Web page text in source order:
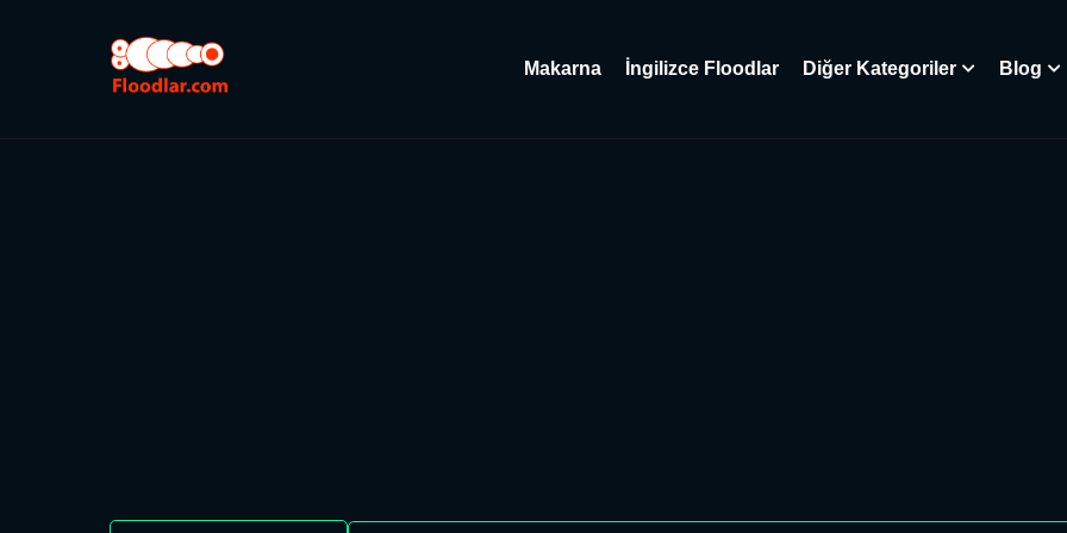
Makarna İngilizce Floodlar Diğer Kategoriler Blog